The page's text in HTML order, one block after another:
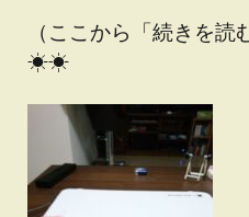
（ここから「続きを
☀☀